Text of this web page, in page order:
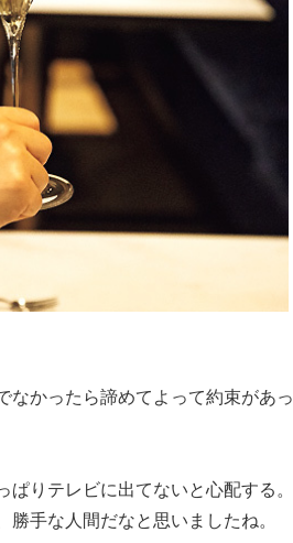
なかったら諦めてよって約束があっ
りテレビに出てないと心配する。
手な人間だなと思いましたね。